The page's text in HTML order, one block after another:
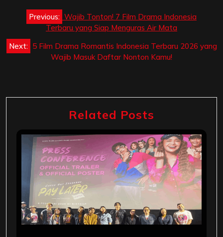
Post
navigation
Previous: Wajib Tonton! 7 Film Drama Indonesia
Terbaru yang Siap Menguras Air Mata
Next: 5 Film Drama Romantis Indonesia Terbaru 2026 yang
Wajib Masuk Daftar Nonton Kamu!
Related Posts